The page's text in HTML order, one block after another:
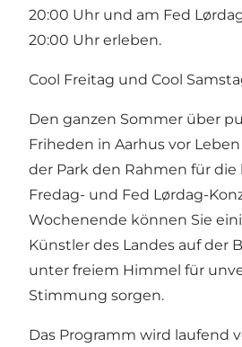
20:00 Uhr und am Fed
20:00 Uhr erleben.
Cool Freitag und Cool
Den ganzen Sommer über
Friheden in Aarhus vor
der Park den Rahmen für
Fredag- und Fed Lørdag-
Wochenende können Sie
Künstler des Landes auf der
unter freiem Himmel für
Stimmung sorgen.
Das Programm wird laufend